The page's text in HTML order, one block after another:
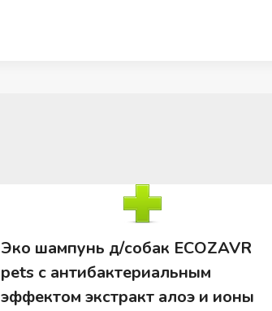
Эко шампунь д/собак ECOZAVR
pets с антибактериальным
эффектом экстракт алоэ и ионы